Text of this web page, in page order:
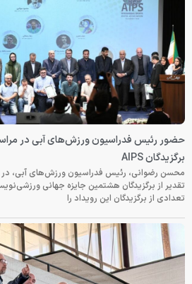
حضور رئیس فدراسیون ورزش‌های آبی در مراسم
برگزیدگان AIPS
محسن رضوانی، رئیس فدراسیون ورزش‌های آبی، در
تعدادی از برگزیدگان این رویداد را